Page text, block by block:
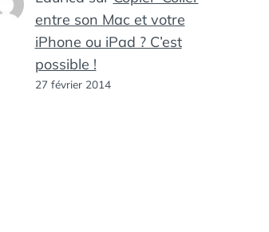
entre son Mac et votre
iPhone ou iPad ? C’est
possible !
27 février 2014